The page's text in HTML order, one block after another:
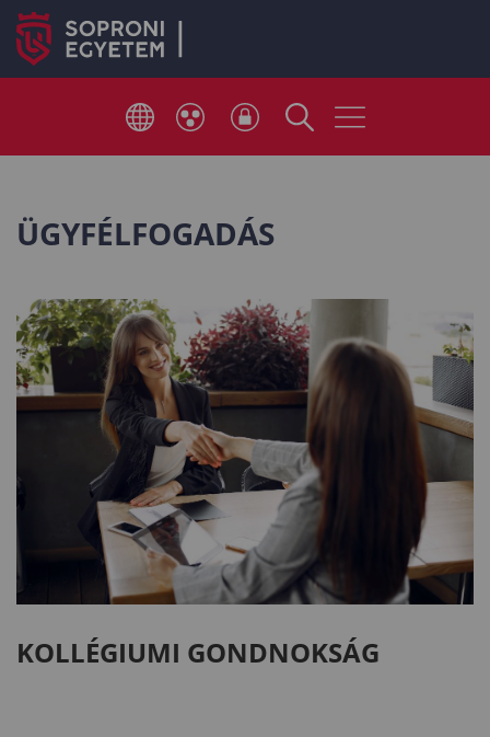
ÜGYFÉLFOGADÁS
KOLLÉGIUMI GONDNOKSÁG